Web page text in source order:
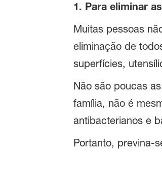
1. Para eliminar
Muitas pessoas
eliminação de
superfícies,
Não são poucas
família, não é
antibacterianos e
Portanto, previna-